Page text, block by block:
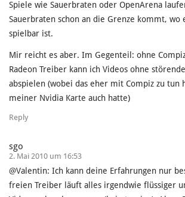
Spiele wie Sauerbraten oder OpenArena
Sauerbraten schon an die Grenze kommt, wo
spielbar ist.
Mir reicht es aber. Im Gegenteil: ohne
Radeon Treiber kann ich Videos ohne
abspielen (wobei das eher mit Compiz zu tun
meiner Nvidia Karte auch hatte)
Reply
sgo
2. Mai 2010 um 16:53
@Valentin: Ich kann deine Erfahrungen nur
freien Treiber läuft alles irgendwie flüssiger